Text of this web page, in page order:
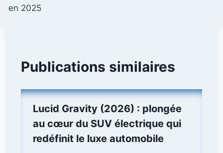
en 2025
Publications similaires
Lucid Gravity (2026) : plongée
au cœur du SUV électrique qui
redéfinit le luxe automobile